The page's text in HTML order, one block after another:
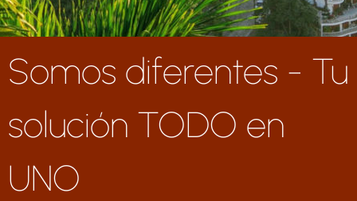
Somos diferentes - Tu
solución TODO en
UNO